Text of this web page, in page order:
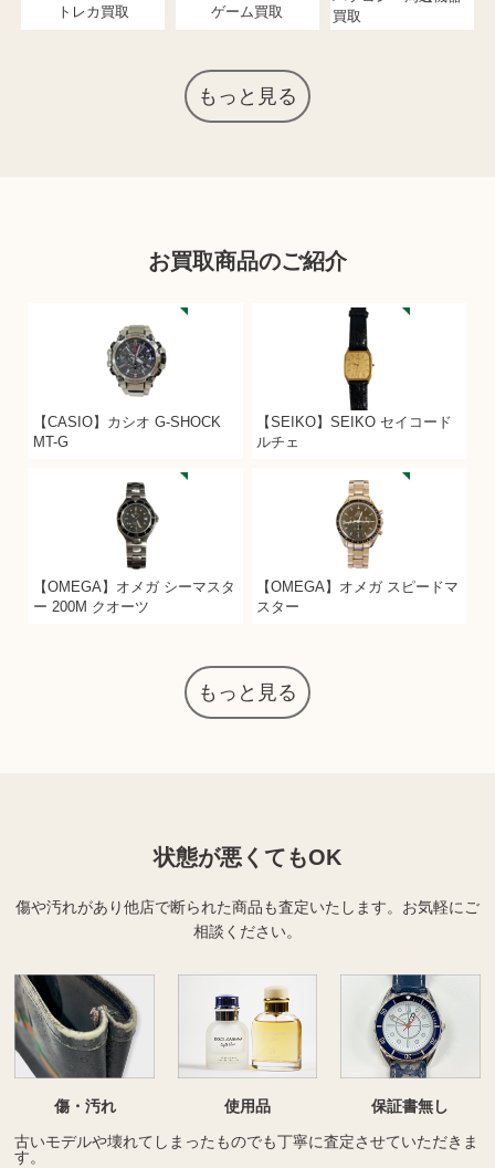
トレカ買取 ゲーム買取
買取
もっと見る
お買取商品のご紹介
【CASIO】カシオ G-SHOCK
MT-G
【SEIKO】SEIKO セイコード
ルチェ
【OMEGA】オメガ シーマスタ
ー 200M クオーツ
【OMEGA】オメガ スピードマ
スター
もっと見る
状態が悪くてもOK
傷や汚れがあり他店で断られた商品も査定いたします。 お気軽にご
相談ください。
傷・汚れ 使用品
保証書無し
古いモデルや壊れてしまったものでも丁寧に査定させていただきま
す。